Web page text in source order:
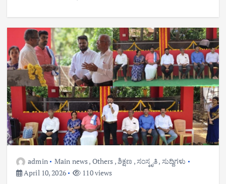
admin Main news, Others ,ಶಿಕ್ಷಣ ,ಸಂಸ್ಕೃತಿ, ಸುದ್ದಿಗಳು
April 10, 2026
110 views